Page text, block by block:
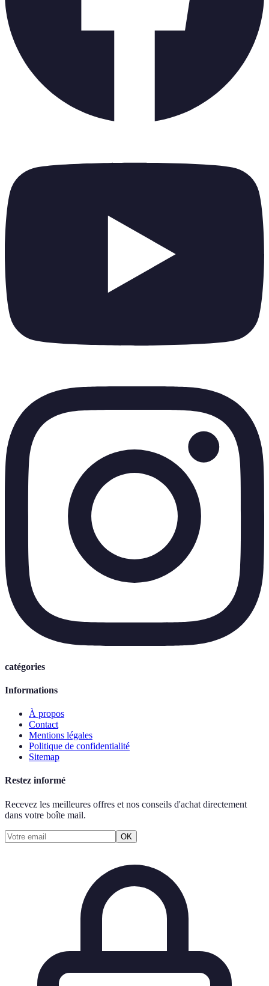
catégories
Informations
À propos
Contact
Mentions légales
Politique de confidentialité
Sitemap
Restez informé
Recevez les meilleures offres et nos conseils d'achat directement
dans votre boîte mail.
OK